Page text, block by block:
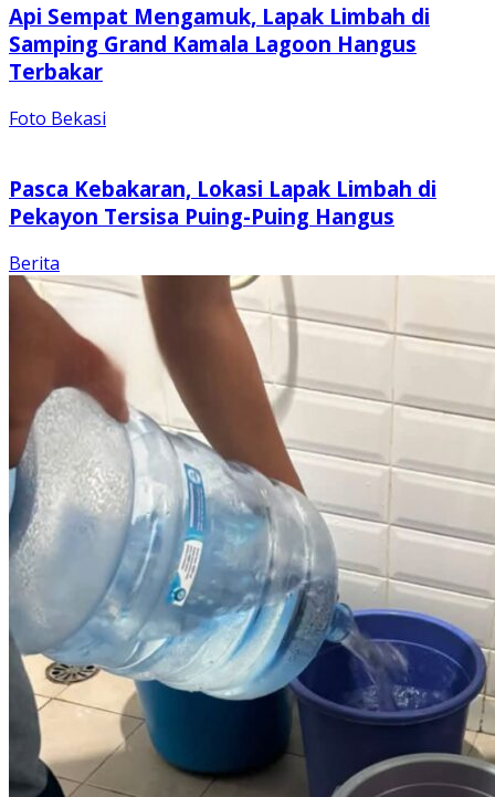
Api Sempat Mengamuk, Lapak Limbah di
Samping Grand Kamala Lagoon Hangus
Terbakar
Foto Bekasi
Pasca Kebakaran, Lokasi Lapak Limbah di
Pekayon Tersisa Puing-Puing Hangus
Berita